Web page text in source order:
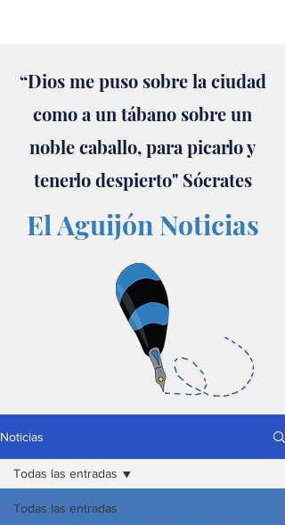
“Dios me puso sobre la ciudad
como a un tábano sobre un
noble caballo, para picarlo y
tenerlo despierto" Sócrates
El Aguijón Noticias
Noticias
Todas las entradas
Todas las entradas